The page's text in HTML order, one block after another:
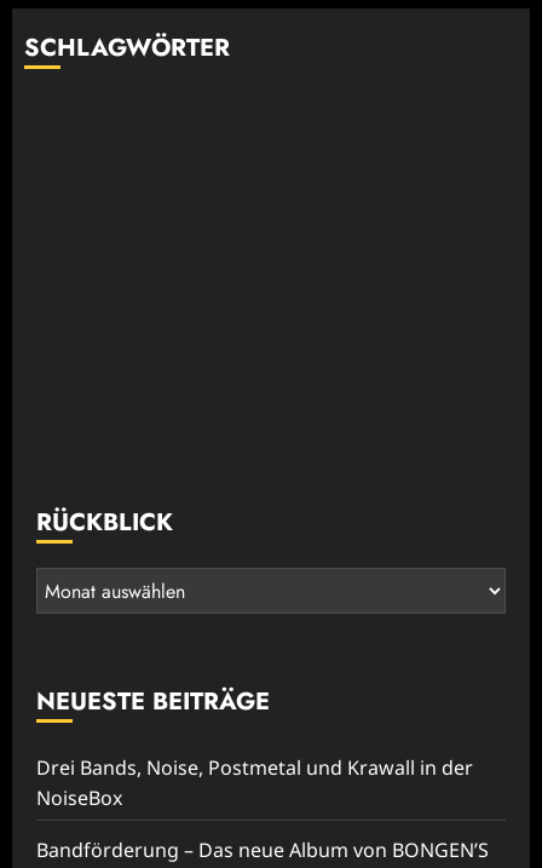
SCHLAGWÖRTER
RÜCKBLICK
Rückblick
NEUESTE BEITRÄGE
Drei Bands, Noise, Postmetal und Krawall in der
NoiseBox
Bandförderung – Das neue Album von BONGEN’S